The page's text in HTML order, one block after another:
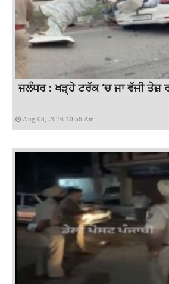
ਜਲੰਧਰ : ਖੜ੍ਹੇ ਟਰੱਕ ‘ਚ ਜਾ ਵੱਜੀ ਤੇਜ਼
Aug 08, 2026 10:56 Am